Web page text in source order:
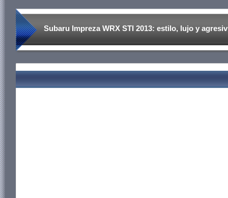
Subaru Impreza WRX STI 2013: estilo, lujo y